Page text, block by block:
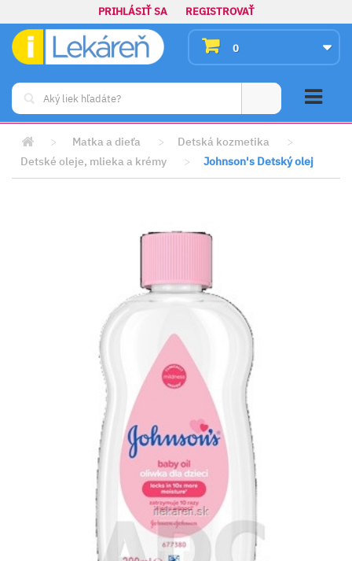
PRIHLÁSIŤ SA REGISTROVAŤ
0
> Matka a dieťa > Detská kozmetika
>
Detské oleje, mlieka a krémy
> Johnson's Detský olej